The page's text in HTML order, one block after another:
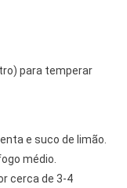
para temperar
e suco de limão.
médio.
cerca de 3-4